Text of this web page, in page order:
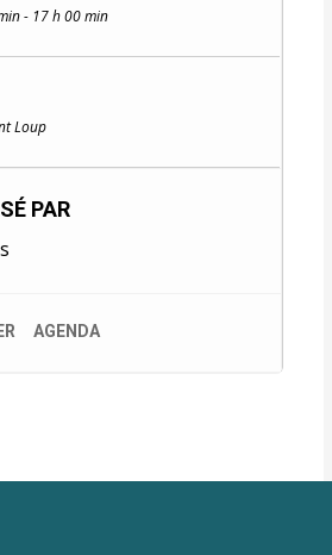
- 17 h 00 min
Loup
PAR
AGENDA